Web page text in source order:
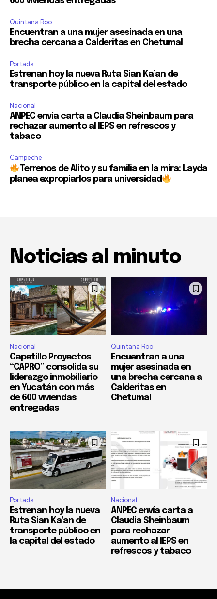
Quintana Roo
Encuentran a una mujer asesinada en una
brecha cercana a Calderitas en Chetumal
Portada
Estrenan hoy la nueva Ruta Sian Ka’an de
transporte público en la capital del estado
Nacional
ANPEC envía carta a Claudia Sheinbaum para
rechazar aumento al IEPS en refrescos y
tabaco
Campeche
Terrenos de Alito y su familia en la mira: Layda
planea expropiarlos para universidad
Noticias al minuto
Nacional
Capetillo Proyectos
“CAPRO” consolida su
liderazgo inmobiliario
en Yucatán con más
de 600 viviendas
entregadas
Quintana Roo
Encuentran a una
mujer asesinada en
una brecha cercana a
Calderitas en
Chetumal
Portada
Estrenan hoy la nueva
Ruta Sian Ka’an de
transporte público en
la capital del estado
Nacional
ANPEC envía carta a
Claudia Sheinbaum
para rechazar
aumento al IEPS en
refrescos y tabaco